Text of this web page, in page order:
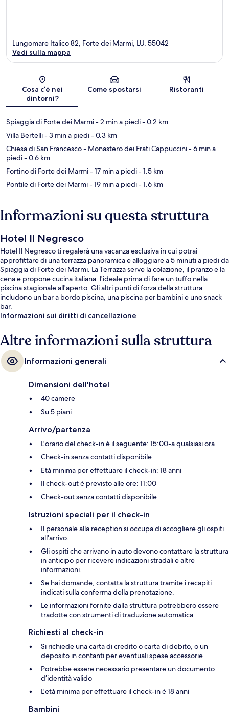
Mappa
Lungomare Italico 82, Forte dei Marmi, LU, 55042
Vedi sulla mappa
Cosa c’è nei
dintorni?
Come spostarsi Ristoranti
Spiaggia di Forte dei Marmi- 2 min a piedi- 0.2 km
Villa Bertelli- 3 min a piedi- 0.3 km
Chiesa di San Francesco - Monastero dei Frati Cappuccini- 6 min a
piedi- 0.6 km
Fortino di Forte dei Marmi- 17 min a piedi- 1.5 km
Pontile di Forte dei Marmi- 19 min a piedi- 1.6 km
Informazioni su questa struttura
Hotel Il Negresco
Hotel Il Negresco ti regalerà una vacanza esclusiva in cui potrai
approfittare di una terrazza panoramica e alloggiare a 5 minuti a piedi da
Spiaggia di Forte dei Marmi. La Terrazza serve la colazione, il pranzo e la
cena e propone cucina italiana: l'ideale prima di fare un tuffo nella
piscina stagionale all'aperto. Gli altri punti di forza della struttura
includono un bar a bordo piscina, una piscina per bambini e uno snack
bar.
Informazioni sui diritti di cancellazione
Altre informazioni sulla struttura
Informazioni generali
Dimensioni dell'hotel
40 camere
Su 5 piani
Arrivo/partenza
L'orario del check-in è il seguente: 15:00-a qualsiasi ora
Check-in senza contatti disponibile
Età minima per effettuare il check-in: 18 anni
Il check-out è previsto alle ore: 11:00
Check-out senza contatti disponibile
Istruzioni speciali per il check-in
Il personale alla reception si occupa di accogliere gli ospiti
all'arrivo.
Gli ospiti che arrivano in auto devono contattare la struttura
in anticipo per ricevere indicazioni stradali e altre
informazioni.
Se hai domande, contatta la struttura tramite i recapiti
indicati sulla conferma della prenotazione.
Le informazioni fornite dalla struttura potrebbero essere
tradotte con strumenti di traduzione automatica.
Richiesti al check-in
Si richiede una carta di credito o carta di debito, o un
deposito in contanti per eventuali spese accessorie
Potrebbe essere necessario presentare un documento
d’identità valido
L'età minima per effettuare il check-in è 18 anni
Bambini